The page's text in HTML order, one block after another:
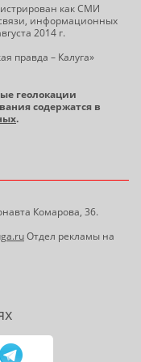
как СМИ
информационных
2014 г.
правда – Калуга»
геолокации
содержатся в
.
Комарова, 36.
Отдел рекламы на